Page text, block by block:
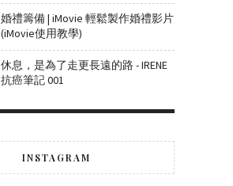
婚禮籌備 | iMovie 輕鬆製作婚禮影片
(iMovie使用教學)
休息，是為了走更長遠的路 - IRENE
抗癌筆記 001
INSTAGRAM